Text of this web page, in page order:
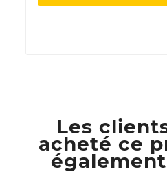
Les
acheté ce